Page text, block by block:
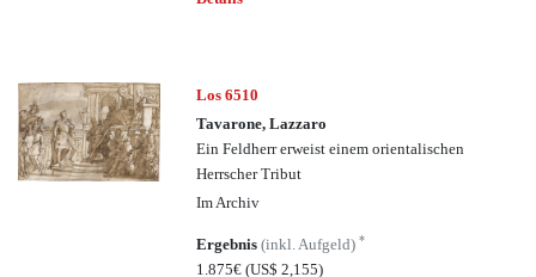
Los 6510
Tavarone, Lazzaro
Ein Feldherr erweist einem orientalischen
Herrscher Tribut
Im Archiv
Ergebnis(inkl. Aufgeld)*
1.875€(US$ 2,155)